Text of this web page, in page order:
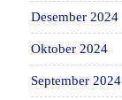
Desember 2024
Oktober 2024
September 2024